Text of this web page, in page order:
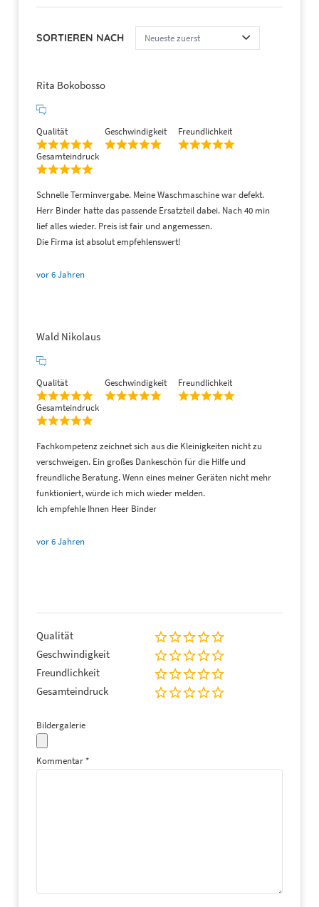
SORTIEREN NACH
Rita Bokobosso
Qualität Geschwindigkeit Freundlichkeit
Gesamteindruck
Schnelle Terminvergabe. Meine Waschmaschine war defekt.
Herr Binder hatte das passende Ersatzteil dabei. Nach 40 min
lief alles wieder. Preis ist fair und angemessen.
Die Firma ist absolut empfehlenswert!
vor 6 Jahren
Wald Nikolaus
Qualität Geschwindigkeit Freundlichkeit
Gesamteindruck
Fachkompetenz zeichnet sich aus die Kleinigkeiten nicht zu
verschweigen. Ein großes Dankeschön für die Hilfe und
freundliche Beratung. Wenn eines meiner Geräten nicht mehr
funktioniert, würde ich mich wieder melden.
Ich empfehle Ihnen Heer Binder
vor 6 Jahren
Qualität
Geschwindigkeit
Freundlichkeit
Gesamteindruck
Bildergalerie
Kommentar *